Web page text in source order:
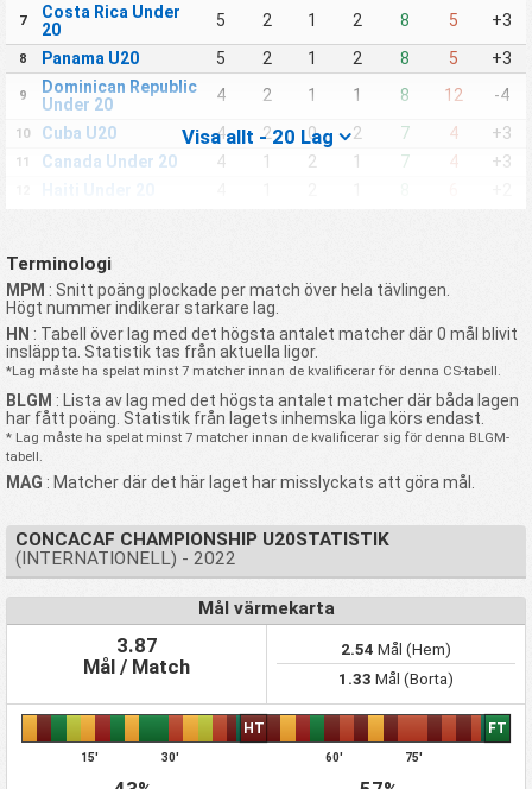
Visa allt - 20 Lag
7
Costa Rica Under
20
5 2 1 2 8 5 +3
8 Panama U20 5 2 1 2 8 5 +3
9
Dominican Republic
Under 20
4 2 1 1 8 12 -4
10 Cuba U20 4 2 0 2 7 4 +3
11 Canada Under 20 4 1 2 1 7 4 +3
14
St Kitts and Nevis
Under 20
15
Antigua and
Barbuda Under 20
3 0
16 Aruba Under 20 3 0 0
18 Puerto Rico U20 1 0 0 1 0 6 -6
19
Nicaragua Under
20
20 Curacao Under 20 1 0 0 1 1 4
Terminologi
MPM : Snitt poäng plockade per match över hela tävlingen.
Högt nummer indikerar starkare lag.
HN : Tabell över lag med det högsta antalet matcher där 0 mål blivit
insläppta. Statistik tas från aktuella ligor.
*Lag måste ha spelat minst 7 matcher innan de kvalificerar för denna CS-tabell.
BLGM : Lista av lag med det högsta antalet matcher där båda lagen
har fått poäng. Statistik från lagets inhemska liga körs endast.
* Lag måste ha spelat minst 7 matcher innan de kvalificerar sig för denna BLGM-
tabell.
MAG : Matcher där det här laget har misslyckats att göra mål.
CONCACAF CHAMPIONSHIP U20STATISTIK
(INTERNATIONELL) - 2022
Mål värmekarta
3.87
Mål / Match
2.54 Mål (Hem)
1.33 Mål (Borta)
15' 30'
HT
60' 75'
FT